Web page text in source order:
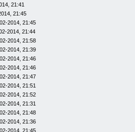
21:41
21:45
2014, 21:45
2014, 21:44
2014, 21:58
2014, 21:39
2014, 21:46
2014, 21:46
2014, 21:47
2014, 21:51
2014, 21:52
2014, 21:31
2014, 21:48
2014, 21:36
2014, 21:45